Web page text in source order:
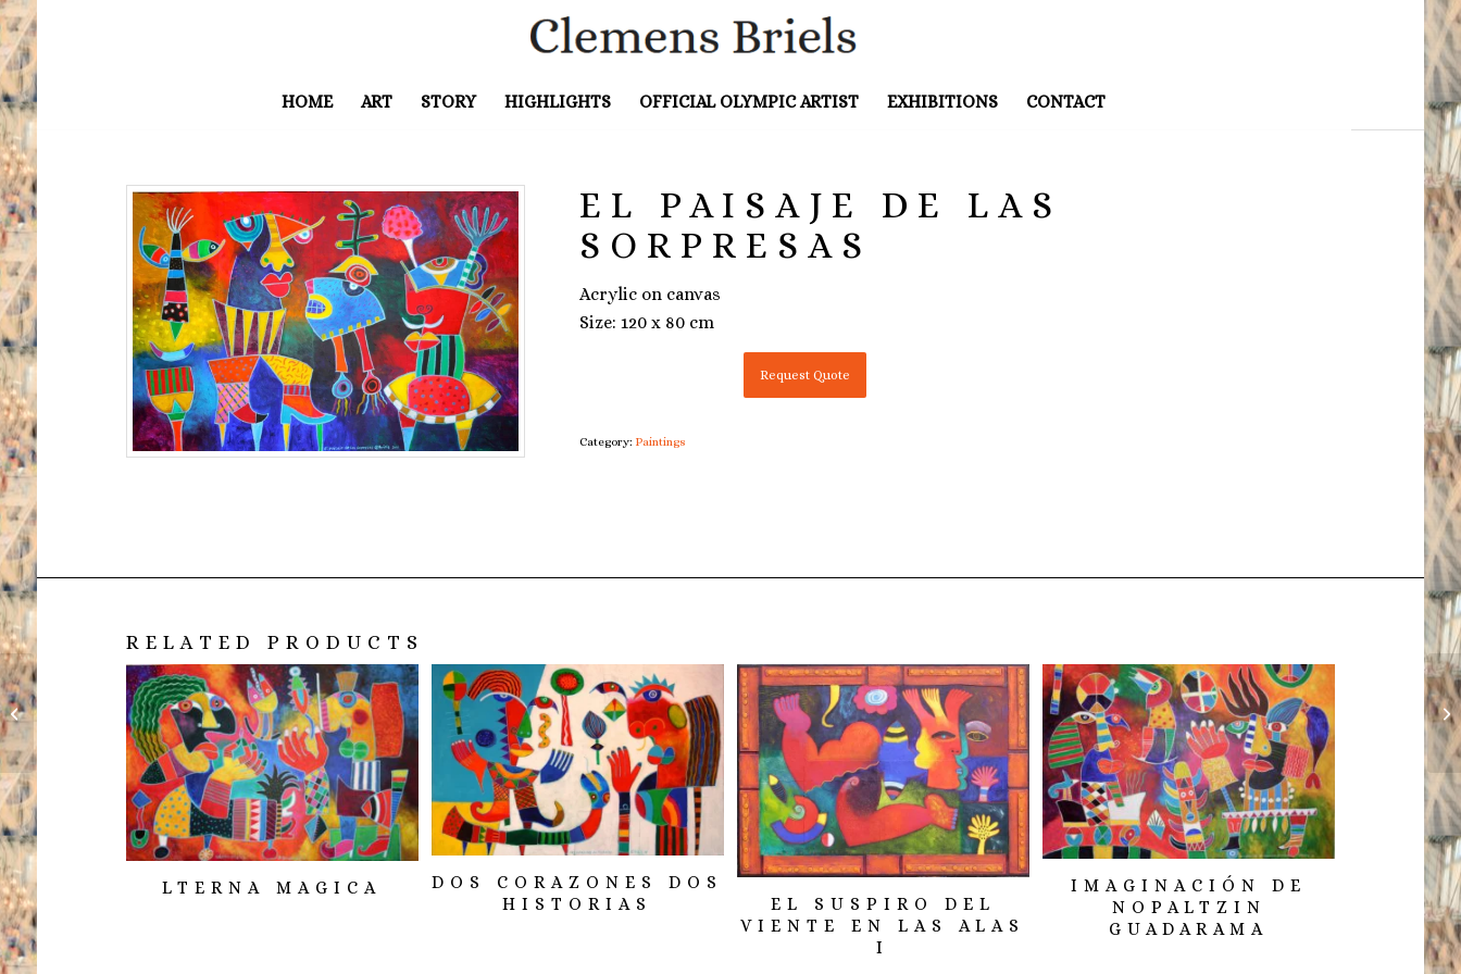
HOME ART STORY HIGHLIGHTS OFFICIAL OLYMPIC ARTIST EXHIBITIONS CONTACT
EL PAISAJE DE LAS
SORPRESAS
Acrylic on canvas
Size: 120 x 80 cm
Request Quote
Category: Paintings
RELATED PRODUCTS
LTERNA MAGICA
DOS CORAZONES DOS
HISTORIAS
EL SUSPIRO DEL
VIENTE EN LAS ALAS
I
IMAGINACIÓN DE
NOPALTZIN
GUADARAMA
El paisaje de las